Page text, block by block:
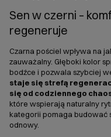
Sen w czerni –
regeneruje
Czarna pościel wpływa na
zauważalny. Głęboki kolor
bodźce i pozwala szybciej
staje się strefą
się od codziennego
które wspierają naturalny
kategorii pomaga budować
odnowy.